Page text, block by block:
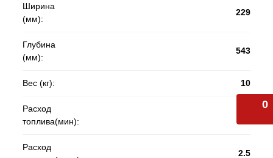
Ширина
(мм):
229
Глубина
(мм):
543
Вес (кг): 10
Расход
топлива(мин):
Расход
2.5
0